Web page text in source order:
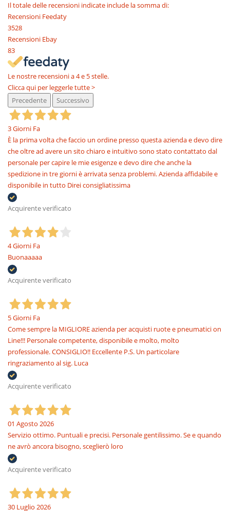
Il totale delle recensioni indicate include la somma di:
Recensioni Feedaty
3528
Recensioni Ebay
83
Le nostre recensioni a 4 e 5 stelle.
Clicca qui per leggerle tutte >
Precedente
Successivo
3 Giorni Fa
È la prima volta che faccio un ordine presso questa azienda e devo dire
che oltre ad avere un sito chiaro e intuitivo sono stato contattato dal
personale per capire le mie esigenze e devo dire che anche la
spedizione in tre giorni è arrivata senza problemi. Azienda affidabile e
disponibile in tutto Direi consigliatissima
Acquirente verificato
4 Giorni Fa
Buonaaaaa
Acquirente verificato
5 Giorni Fa
Come sempre la MIGLIORE azienda per acquisti ruote e pneumatici on
Line!!! Personale competente, disponibile e molto, molto
professionale. CONSIGLIO!! Eccellente P.S. Un particolare
ringraziamento al sig. Luca
Acquirente verificato
01 Agosto 2026
Servizio ottimo. Puntuali e precisi. Personale gentilissimo. Se e quando
ne avrò ancora bisogno, sceglierò loro
Acquirente verificato
30 Luglio 2026